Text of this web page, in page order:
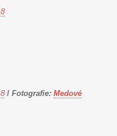
/ Fotografie: Medové